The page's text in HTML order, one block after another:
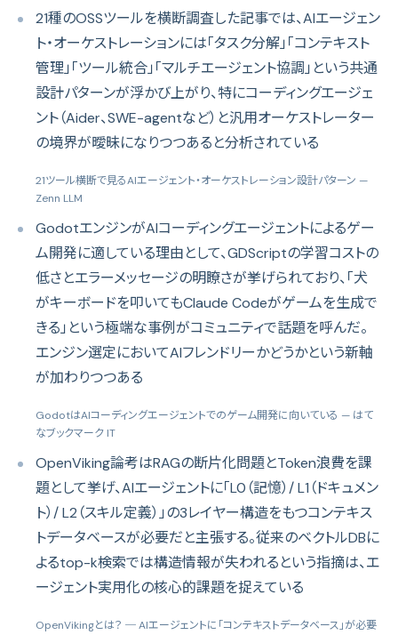
21種のOSSツールを横断調査した記事では、AIエージェン
ト・オーケストレーションには「タスク分解」「コンテキスト
管理」「ツール統合」「マルチエージェント協調」という共通
設計パターンが浮かび上がり、特にコーディングエージェ
ント（Aider、SWE-agentなど）と汎用オーケストレーター
の境界が曖昧になりつつあると分析されている
21ツール横断で見るAIエージェント・オーケストレーション設計パターン —
Zenn LLM
GodotエンジンがAIコーディングエージェントによるゲー
ム開発に適している理由として、GDScriptの学習コストの
低さとエラーメッセージの明瞭さが挙げられており、「犬
がキーボードを叩いてもClaude Codeがゲームを生成で
きる」という極端な事例がコミュニティで話題を呼んだ。
エンジン選定においてAIフレンドリーかどうかという新軸
が加わりつつある
GodotはAIコーディングエージェントでのゲーム開発に向いている — はて
なブックマーク IT
OpenViking論考はRAGの断片化問題とToken浪費を課
題として挙げ、AIエージェントに「L0（記憶）/ L1（ドキュメン
ト）/ L2（スキル定義）」の3レイヤー構造をもつコンテキス
トデータベースが必要だと主張する。従来のベクトルDBに
よるtop-k検索では構造情報が失われるという指摘は、エ
ージェント実用化の核心的課題を捉えている
OpenVikingとは？ ─ AIエージェントに「コンテキストデータベース」が必要